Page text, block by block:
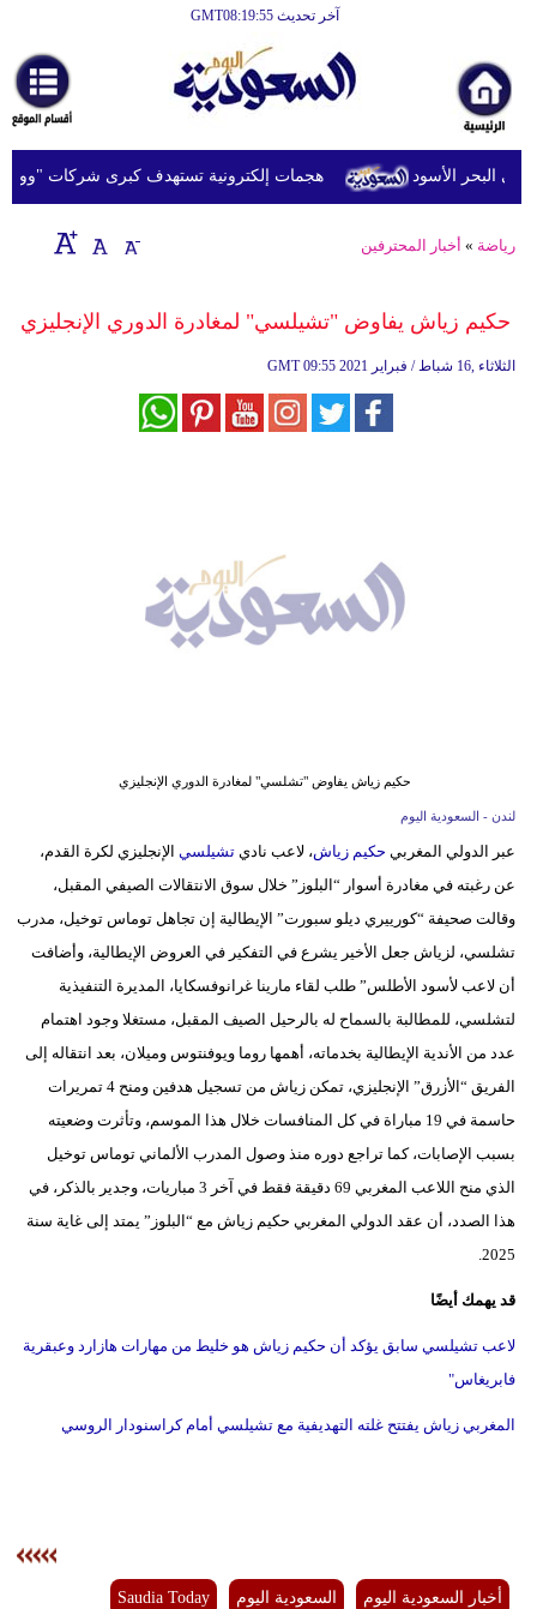
آخر تحديث GMT08:19:55
أخبارعاجلة
رياضة
ثقافة
إقتصاد
وموسيقى
علوم
وتكنولوجيا
بيئة
أبراج
سيارات
هجمات إلكترونية تستهدف كبرى شركات "وول البحر الأسود
رياضة » أخبار المحترفين
حكيم زياش يفاوض "تشيلسي" لمغادرة الدوري الإنجليزي
GMT 09:55 2021 الثلاثاء ,16 شباط / فبراير
حكيم زياش يفاوض "تشلسي" لمغادرة الدوري الإنجليزي
لندن - السعودية اليوم
عبر الدولي المغربي حكيم زياش، لاعب ناديتشيلسي الإنجليزي لكرة القدم،
عن رغبته في مغادرة أسوار “البلوز” خلال سوق الانتقالات الصيفي المقبل،
وقالت صحيفة “كورييري ديلو سبورت” الإيطالية إن تجاهل توماس توخيل، مدرب
تشلسي، لزياش جعل الأخير يشرع في التفكير في العروض الإيطالية، وأضافت
أن لاعب لأسود الأطلس” طلب لقاء مارينا غرانوفسكايا، المديرة التنفيذية
لتشلسي، للمطالبة بالسماح له بالرحيل الصيف المقبل، مستغلا وجود اهتمام
عدد من الأندية الإيطالية بخدماته، أهمها روما ويوفنتوس وميلان، بعد انتقاله إلى
الفريق “الأزرق” الإنجليزي، تمكن زياش من تسجيل هدفين ومنح 4 تمريرات
حاسمة في 19 مباراة في كل المنافسات خلال هذا الموسم، وتأثرت وضعيته
بسبب الإصابات، كما تراجع دوره منذ وصول المدرب الألماني توماس توخيل
الذي منح اللاعب المغربي 69 دقيقة فقط في آخر 3 مباريات، وجدير بالذكر، في
هذا الصدد، أن عقد الدولي المغربي حكيم زياش مع “البلوز” يمتد إلى غاية سنة
2025.
قد يهمك أيضًا
لاعب تشيلسي سابق يؤكد أن حكيم زياش هو خليط من مهارات هازارد وعبقرية
فابريغاس"
المغربي زياش يفتتح غلته التهديفية مع تشيلسي أمام كراسنودار الروسي
أخبار السعودية اليوم السعودية اليوم Saudia Today